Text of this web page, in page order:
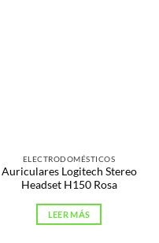
ELECTRODOMÉSTICOS
Auriculares Logitech Stereo
Headset H150 Rosa
LEER MÁS